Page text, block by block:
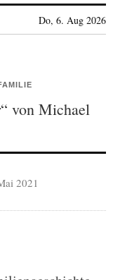
Do, 6. Aug 2026
von Michael
2021